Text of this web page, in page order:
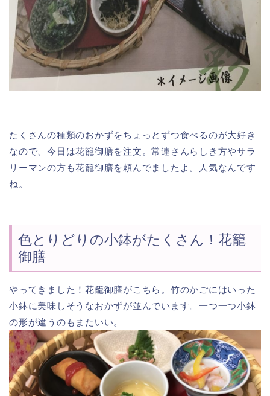
たくさんの種類のおかずをちょっとずつ食べるのが大好き
なので、今日は花籠御膳を注文。常連さんらしき方やサラ
リーマンの方も花籠御膳を頼んでましたよ。人気なんです
ね。
色とりどりの小鉢がたくさん！花籠
御膳
やってきました！花籠御膳がこちら。竹のかごにはいった
小鉢に美味しそうなおかずが並んでいます。一つ一つ小鉢
の形が違うのもまたいい。